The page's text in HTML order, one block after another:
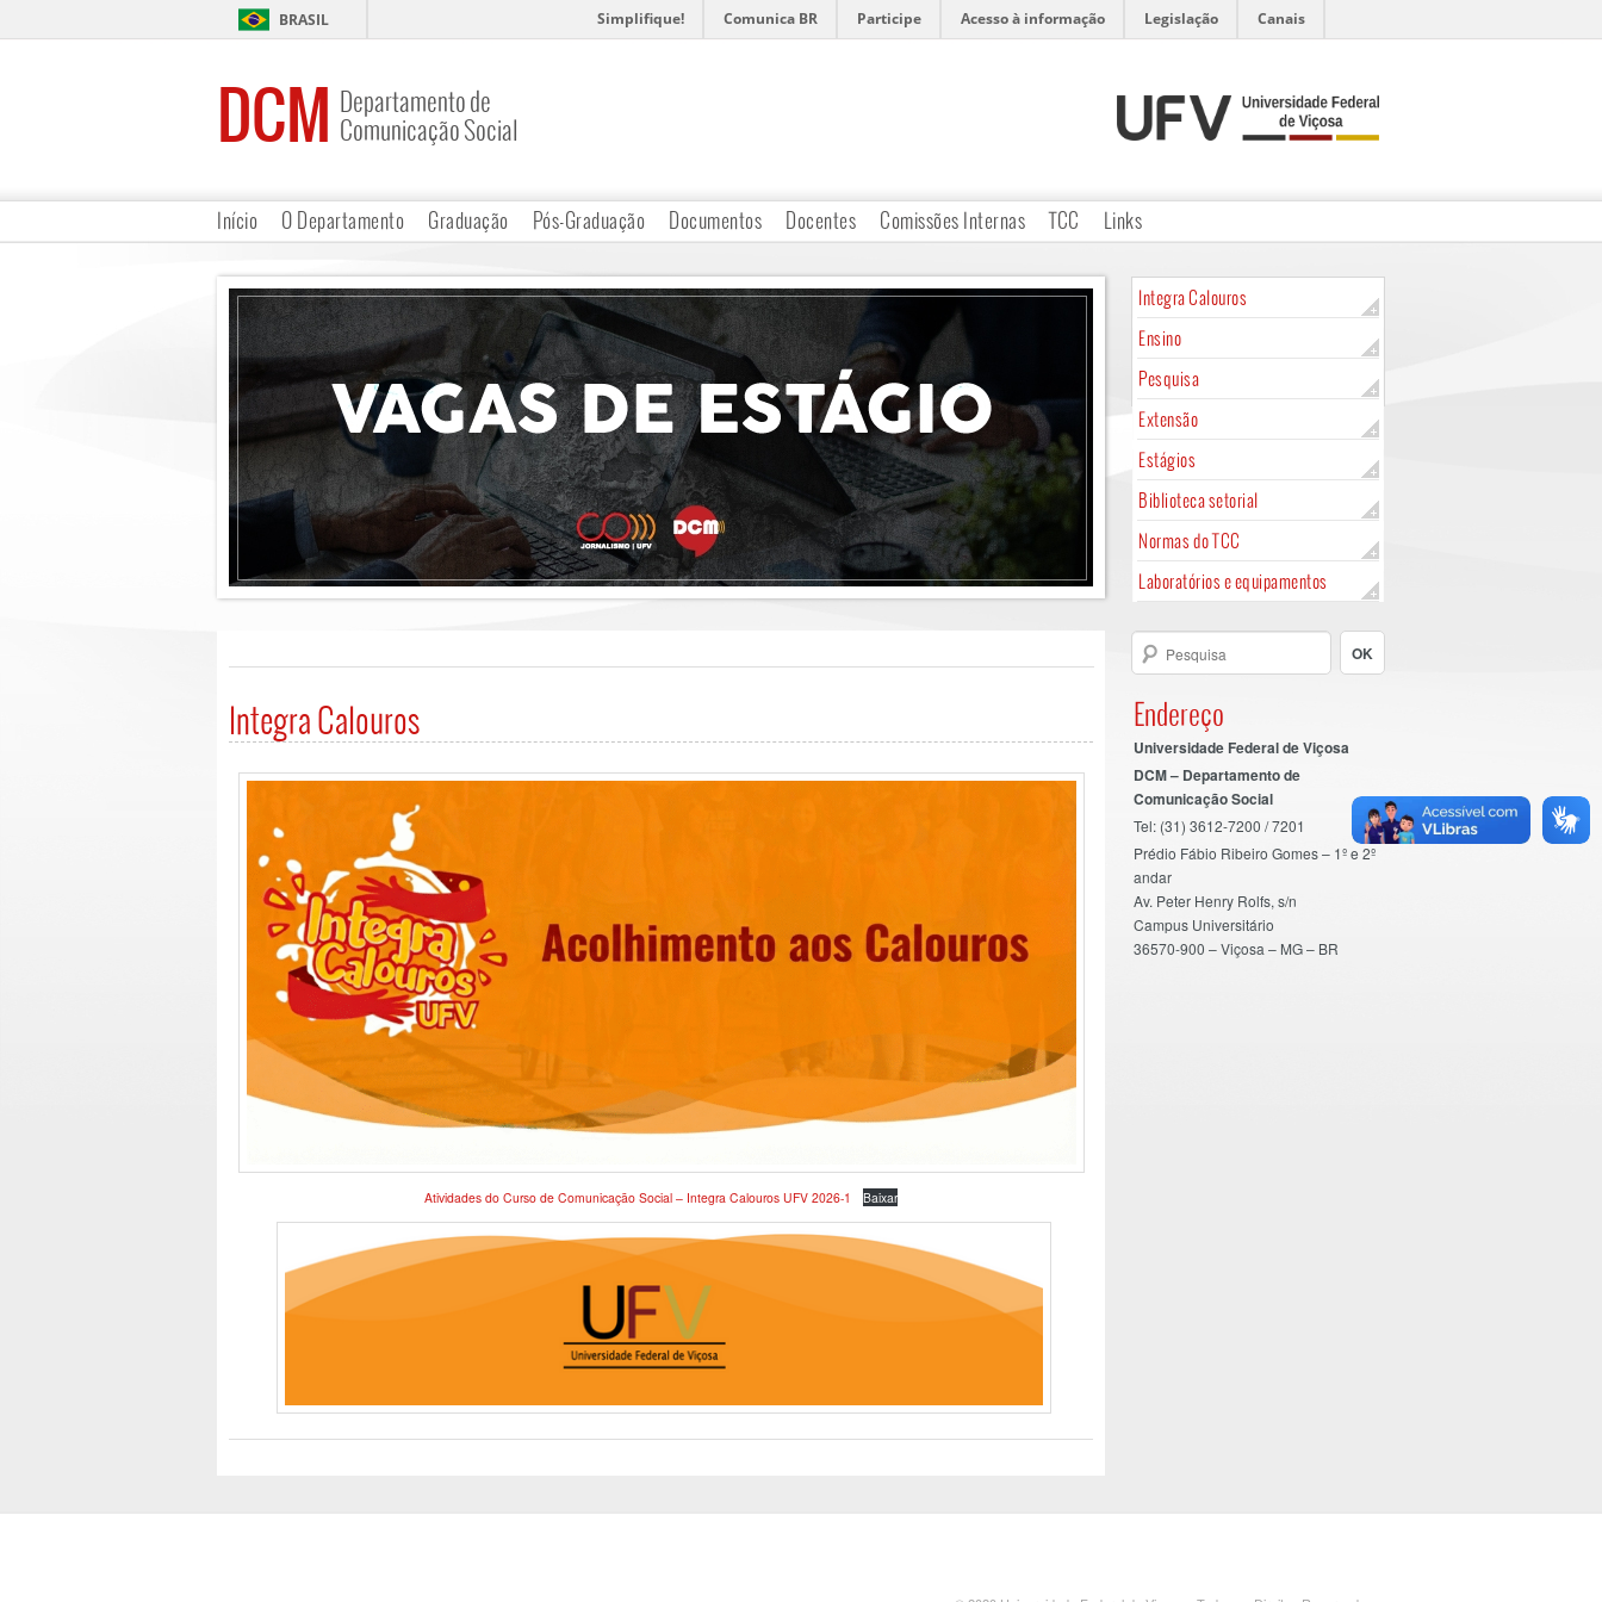
BRASIL Simplifique! Comunica BR Participe Acesso à informação Legislação Canais
DCM Departamento de
Comunicação Social
Início O Departamento Graduação Pós-Graduação Documentos Docentes Comissões Internas TCC Links
Integra Calouros
Ensino
Pesquisa
Extensão
Estágios
Biblioteca setorial
Normas do TCC
Laboratórios e equipamentos
Endereço
Universidade Federal de Viçosa
DCM – Departamento de
Comunicação Social
Tel: (31) 3612-7200 / 7201
Prédio Fábio Ribeiro Gomes – 1º e 2º
andar
Av. Peter Henry Rolfs, s/n
Campus Universitário
36570-900 – Viçosa – MG – BR
Integra Calouros
Atividades do Curso de Comunicação Social – Integra Calouros UFV 2026-1 Baixar